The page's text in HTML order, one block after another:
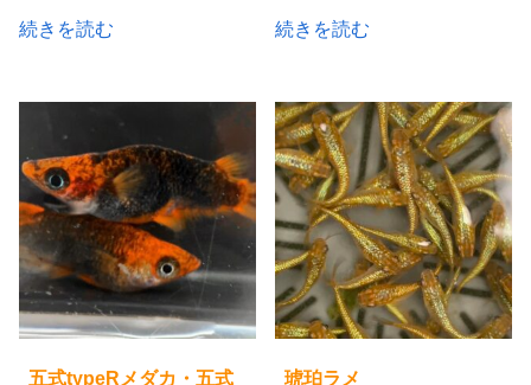
続きを読む 続きを読む
五式typeRメダカ・五式
琥珀ラメ